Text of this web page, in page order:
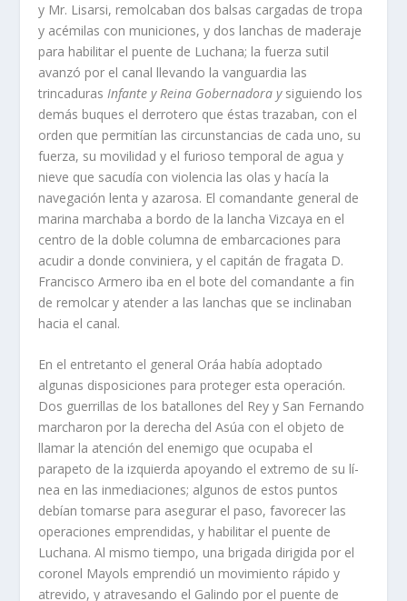
y Mr. Lisarsi, remolcaban dos balsas cargadas de tropa
y acémilas con municiones, y dos lanchas de maderaje
para habilitar el puente de Luchana; la fuerza sutil
avanzó por el canal llevando la vanguardia las
trincadurasInfante y Reina Gobernadora y siguiendo los
demás buques el derrotero que éstas trazaban, con el
orden que permití­an las circuns­tancias de cada uno, su
fuerza, su movilidad y el furioso temporal de agua y
nieve que sacudí­a con violencia las olas y hací­a la
navegación lenta y azarosa. El comandante general de
marina marchaba a bordo de la lancha Vizcaya en el
centro de la doble columna de embarcaciones para
acudir a donde conviniera, y el capitán de fragata D.
Francisco Armero iba en el bote del comandante a fin
de remolcar y atender a las lanchas que se inclinaban
hacia el canal.
En el entretanto el general Oráa habí­a adoptado
algunas disposiciones para proteger esta opera­ción.
Dos guerrillas de los batallones del Rey y San Fernando
marcharon por la derecha del Asúa con el objeto de
llamar la atención del enemigo que ocupaba el
parapeto de la izquierda apoyando el extremo de su lí­
nea en las inmediaciones; algunos de estos puntos
debí­an tomarse para asegurar el paso, favorecer las
operaciones emprendidas, y habilitar el puente de
Luchana. Al mismo tiempo, una brigada dirigida por el
coronel Mayols emprendió un movimiento rápido y
atrevido, y atravesan­do el Galindo por el puente de